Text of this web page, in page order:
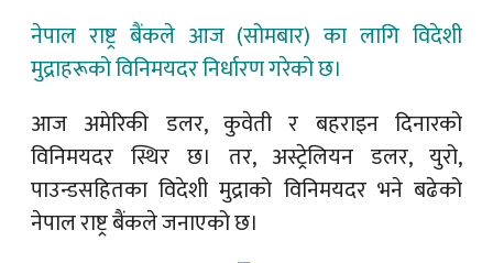
नेपाल राष्ट्र बैंकले आज (सोमबार) का लागि विदेशी
मुद्राहरूको विनिमयदर निर्धारण गरेको छ।
आज अमेरिकी डलर, कुवेती र बहराइन दिनारको
विनिमयदर स्थिर छ। तर, अस्ट्रेलियन डलर, युरो,
पाउन्डसहितका विदेशी मुद्राको विनिमयदर भने बढेको
नेपाल राष्ट्र बैंकले जनाएको छ।